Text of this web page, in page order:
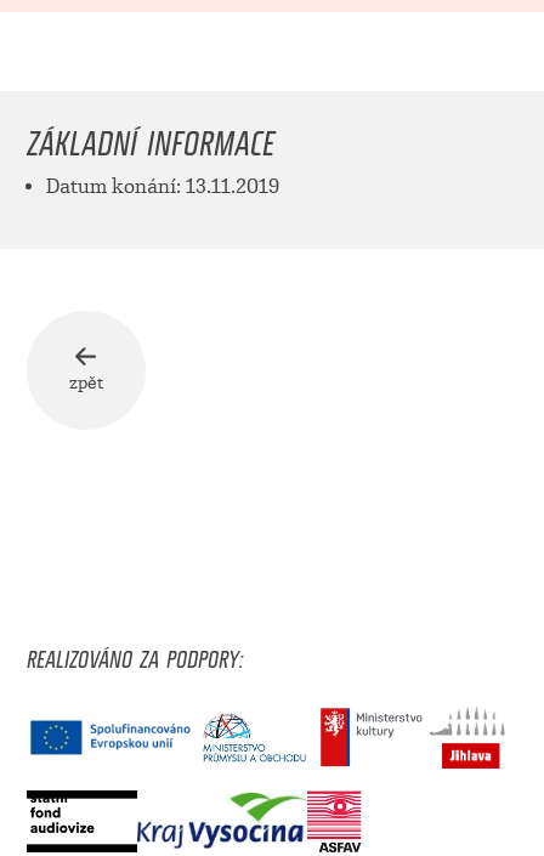
ZÁKLADNÍ INFORMACE
Datum konání: 13.11.2019
zpět
REALIZOVÁNO ZA PODPORY: